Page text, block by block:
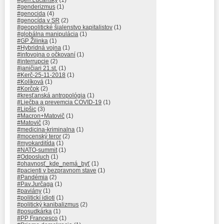
#genderizmus (1)
#genocida (4)
#genocída v SR (2)
#geopolitické šialenstvo kapitalistov (1)
#globálna manipulácia (1)
#GP Žilinka (1)
#Hybridná vojna (1)
#infovojna o očkovaní (1)
#interrupcie (2)
#janičiari 21.st. (1)
#Kerč-25-11-2018 (1)
#Kolíková (1)
#Korčok (2)
#kresťanská antropológia (1)
#Liečba a prevemcia COVID-19 (1)
#Lipšic (3)
#Macron+Matovič (1)
#Matovič (3)
#medicina-kriminalna (1)
#mocenský teror (2)
#myokarditída (1)
#NATO-summit(1)
#Odposluch (1)
#ohavnosť_kde_nemá_byť (1)
#pacienti v bezpravnom stave (1)
#Pandémia (2)
#Pav.Jurčaga (1)
#paviány (1)
#politickí idioti (1)
#politický kanibalizmus (2)
#posudkárka (1)
#PP Francesco (1)